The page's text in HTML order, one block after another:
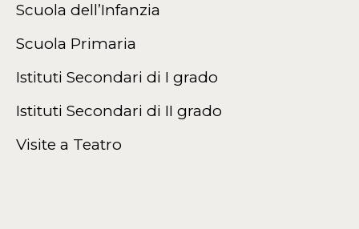
Scuola dell’Infanzia
Scuola Primaria
Istituti Secondari di I grado
Istituti Secondari di II grado
Visite a Teatro